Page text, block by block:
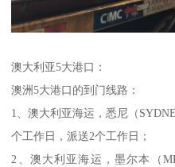
澳大利亚5大港口：
澳洲5大港口的到门线路：
1、澳大利亚海运，悉尼（
个工作日，派送2个工作日；
2、澳大利亚海运，墨尔本（